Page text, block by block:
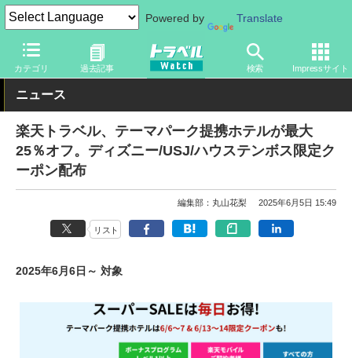
Powered by Translate
カテゴリ 過去記事 検索 Impressサイト
トラベル Watch 企業・政府・官庁 政府・官庁 旅行会社・旅
ニュース
楽天トラベル、テーマパーク提携ホテルが最大
25％オフ。ディズニー/USJ/ハウステンボス限定ク
ーポン配布
編集部：丸山花梨 2025年6月5日 15:49
リスト
2025年6月6日～ 対象